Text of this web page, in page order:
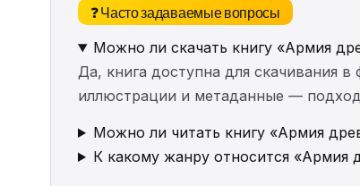
❓ Часто задаваемые вопросы
Можно ли скачать книгу «Армия
Да, книга доступна для скачивания в
иллюстрации и метаданные —
Можно ли читать книгу «Армия
К какому жанру относится «Армия